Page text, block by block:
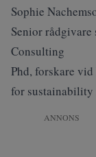
Sophie
Senior
Consulting
Phd, forskare
for sustainability
ANNONS